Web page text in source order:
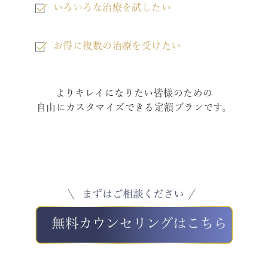
いろいろな治療を試したい
お得に複数の治療を受けたい
よりキレイになりたい皆様のための
自由にカスタマイズできる定額プランです。